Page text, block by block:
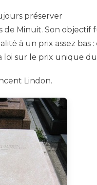
préserver
de Minuit. Son objectif
à un prix assez bas :
loi sur le prix unique
Lindon.